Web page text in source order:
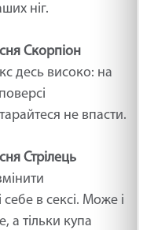
ніг.
Скорпіон
десь високо: на
не впасти.
Стрілець
в сексі. Може і
а тільки купа